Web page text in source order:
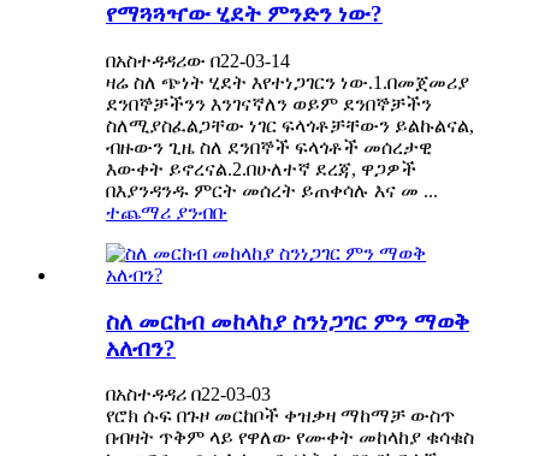
የማጓጓዣው ሂደት ምንድን ነው?
በአስተዳዳሪው በ22-03-14
ዛሬ ስለ ጭነት ሂደት እየተነጋገርን ነው.1.በመጀመሪያ
ደንበኞቻችንን እንገናኛለን ወይም ደንበኞቻችን
ስለሚያስፈልጋቸው ነገር ፍላጎቶቻቸውን ይልኩልናል,
ብዙውን ጊዜ ስለ ደንበኞች ፍላጎቶች መሰረታዊ
እውቀት ይኖረናል.2.በሁለተኛ ደረጃ, ዋጋዎች
በእያንዳንዱ ምርት መሰረት ይጠቀሳሉ እና መ ...
ተጨማሪ ያንብቡ
ስለ መርከብ መከላከያ ስንነጋገር ምን ማወቅ
አለብን?
በአስተዳዳሪ በ22-03-03
የሮክ ሱፍ በጉዞ መርከቦች ቀዝቃዛ ማከማቻ ውስጥ
በብዛት ጥቅም ላይ የዋለው የሙቀት መከላከያ ቁሳቁስ